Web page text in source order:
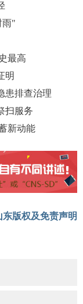
雨"
最高
明
患排查治理
扫服务
新动能
东版权及免责声明